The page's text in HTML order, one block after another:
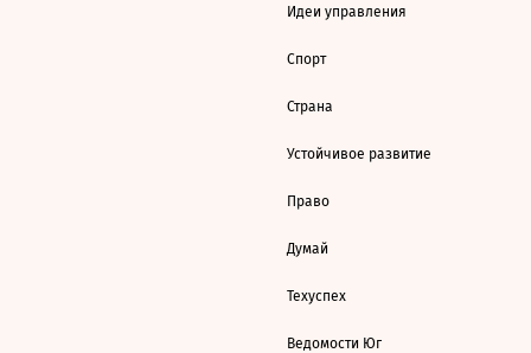
Идеи управления
Спорт
Страна
Устойчивое развитие
Право
Думай
Техуспех
Ведомости Юг